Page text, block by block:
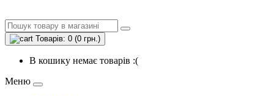
Товарів: 0 (0 грн.)
В кошику немає товарів :(
Меню